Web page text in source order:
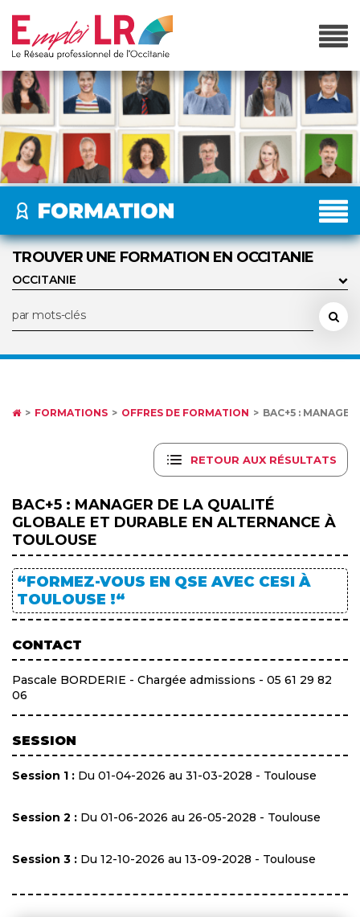
TROUVER UNE FORMATION EN OCCITANIE
FORMATIONS OFFRES DE FORMATION BAC+5 :
RETOUR AUX RÉSULTATS
BAC+5 : MANAGER DE LA QUALITÉ
GLOBALE ET DURABLE EN ALTERNANCE À
TOULOUSE
“FORMEZ-VOUS EN QSE AVEC CESI À
TOULOUSE !“
CONTACT
Pascale BORDERIE - Chargée admissions - 05 61 29 82
06
SESSION
Session 1 : Du 01-04-2026 au 31-03-2028 - Toulouse
Session 2 : Du 01-06-2026 au 26-05-2028 - Toulouse
Session 3 : Du 12-10-2026 au 13-09-2028 - Toulouse